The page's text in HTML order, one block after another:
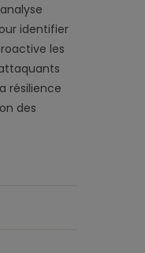
identifier
les
résilience
des